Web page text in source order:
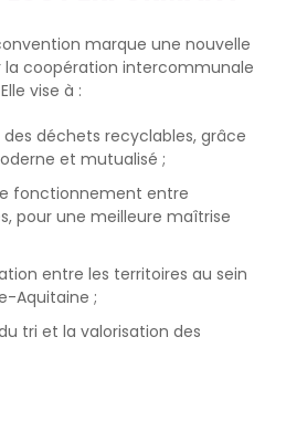
marque une nouvelle
coopération intercommunale
vise à :
déchets recyclables, grâce
et mutualisé ;
fonctionnement entre
pour une meilleure maîtrise
entre les territoires au sein
Aquitaine ;
tri et la valorisation des